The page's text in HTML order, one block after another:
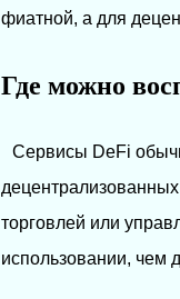
фиатной, а для
Где можно
Сервисы DeFi
торговлей или
использовании, чем